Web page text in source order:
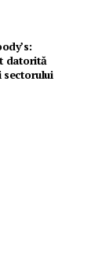
datorită